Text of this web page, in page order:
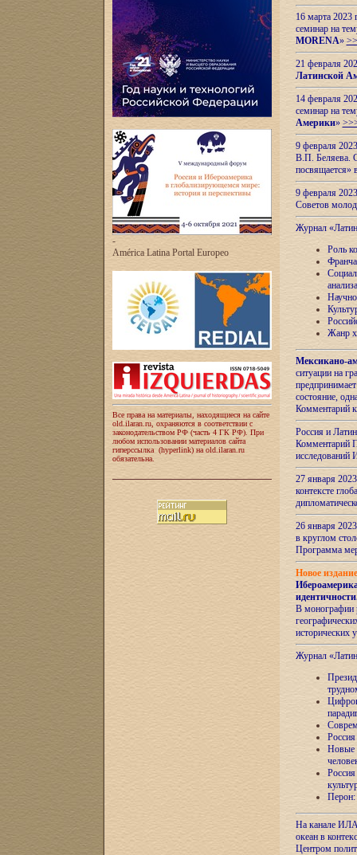
-
América Latina Portal Europeo
Все права на материалы, находящиеся на сайте
old.ilaran.ru, охраняются в соответствии с
законодательством РФ (часть 4 ГК РФ). При
любом использовании материалов сайта
гиперссылка (hyperlink) на old.ilaran.ru
обязательна.
16 марта 2023
семинар на
MORENA»
21 февраля
Латинской
14 февраля
семинар на
Америки»
9 февраля
В.П. Беляева.
посвящается»
9 февраля
Советов
Журнал
Роль
анализа
Жанр
Мексикано-
ситуации на
состояние,
Комментарий
Россия и
Комментарий
27 января
контексте
26 января
в круглом
Программа
Новое
идентичности
В монографии
исторических
Журнал
Новые
Перон:
На канале
океан в
Центром